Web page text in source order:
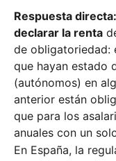
Respuesta directa:
declarar la renta
de obligatoriedad:
que hayan estado
(autónomos) en
anterior están
que para los
anuales con un
En España, la